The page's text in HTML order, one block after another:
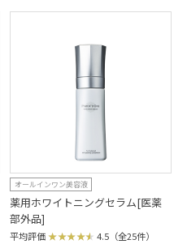
オールインワン美容液
薬用ホワイトニングセラム[医薬
部外品]
平均評価 4.5（全25件）